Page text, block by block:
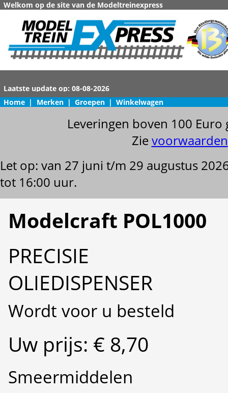
Welkom op de site van de Modeltreinexpress
Home | Merken | Groepen | Winkelwagen
Leveringen boven 100
Zievoorwaarden
Let op: van 27 juni t/m 29 augustus
tot 16:00 uur.
Modelcraft POL1000
PRECISIE
OLIEDISPENSER
Wordt voor u besteld
Uw prijs: € 8,70
Smeermiddelen